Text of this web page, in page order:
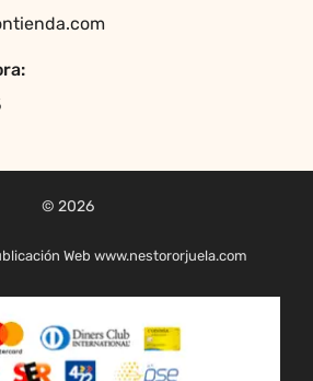
© 2026
Web www.nestororjuela.com